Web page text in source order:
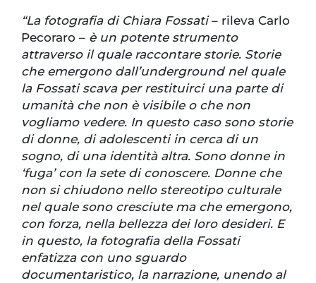
“La fotografia di Chiara Fossati– rileva Carlo
Pecoraro – è un potente strumento
attraverso il quale raccontare storie. Storie
che emergono dall’underground nel quale
la Fossati scava per restituirci una parte di
umanità che non è visibile o che non
vogliamo vedere. In questo caso sono storie
di donne, di adolescenti in cerca di un
sogno, di una identità altra. Sono donne in
‘fuga’ con la sete di conoscere. Donne che
non si chiudono nello stereotipo culturale
nel quale sono cresciute ma che emergono,
con forza, nella bellezza dei loro desideri. E
in questo, la fotografia della Fossati
enfatizza con uno sguardo
documentaristico, la narrazione, unendo al